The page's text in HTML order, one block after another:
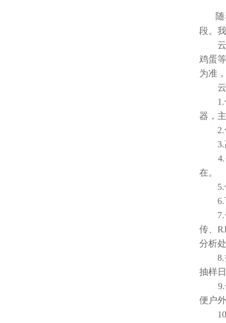
段。
云
鸡蛋
为准
云
1.仪
器，
2.仪
3.高
4.创
在。
5.仪
6.可
7.仪
传、
分析
8.打
抽样
9.供
便户
10.